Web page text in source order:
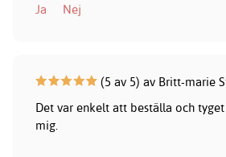
Ja
Nej
(5 av 5) av Britt-marie
Det var enkelt att beställa och
mig.